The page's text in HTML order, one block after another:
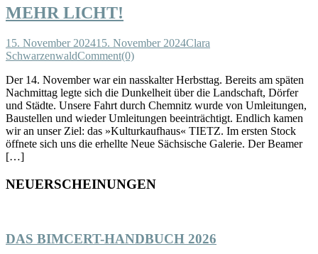
MEHR LICHT!
15. November 202415. November 2024Clara
SchwarzenwaldComment(0)
Der 14. November war ein nasskalter Herbsttag. Bereits am späten
Nachmittag legte sich die Dunkelheit über die Landschaft, Dörfer
und Städte. Unsere Fahrt durch Chemnitz wurde von Umleitungen,
Baustellen und wieder Umleitungen beeinträchtigt. Endlich kamen
wir an unser Ziel: das »Kulturkaufhaus« TIETZ. Im ersten Stock
öffnete sich uns die erhellte Neue Sächsische Galerie. Der Beamer
[…]
NEUERSCHEINUNGEN
DAS BIMCERT-HANDBUCH 2026